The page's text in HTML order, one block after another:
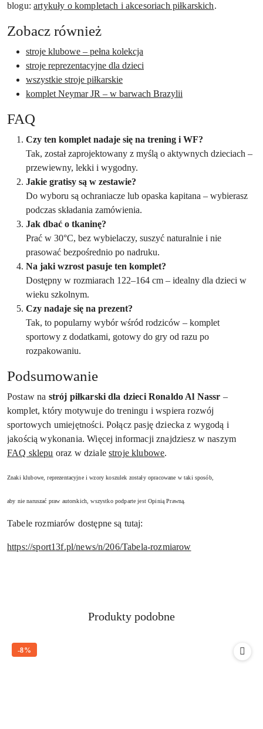
blogu:artykuły o kompletach i akcesoriach piłkarskich.
Zobacz również
stroje klubowe – pełna kolekcja
stroje reprezentacyjne dla dzieci
wszystkie stroje piłkarskie
komplet Neymar JR – w barwach Brazylii
FAQ
Czy ten komplet nadaje się na trening i WF?
Tak, został zaprojektowany z myślą o aktywnych dzieciach –
przewiewny, lekki i wygodny.
Jakie gratisy są w zestawie?
Do wyboru są ochraniacze lub opaska kapitana – wybierasz
podczas składania zamówienia.
Jak dbać o tkaninę?
Prać w 30°C, bez wybielaczy, suszyć naturalnie i nie
prasować bezpośrednio po nadruku.
Na jaki wzrost pasuje ten komplet?
Dostępny w rozmiarach 122–164 cm – idealny dla dzieci w
wieku szkolnym.
Czy nadaje się na prezent?
Tak, to popularny wybór wśród rodziców – komplet
sportowy z dodatkami, gotowy do gry od razu po
rozpakowaniu.
Podsumowanie
Postaw na strój piłkarski dla dzieci Ronaldo Al Nassr –
komplet, który motywuje do treningu i wspiera rozwój
sportowych umiejętności. Połącz pasję dziecka z wygodą i
jakością wykonania. Więcej informacji znajdziesz w naszym
FAQ sklepu oraz w dzialestroje klubowe.
Znaki klubowe, reprezentacyjne i wzory koszulek zostały opracowane w taki sposób,
aby nie naruszać praw autorskich, wszystko podparte jest Opinią Prawną.
Tabele rozmiarów dostępne są tutaj:
https://sport13f.pl/news/n/206/Tabela-rozmiarow
Pomiń karuzelę produktów
Produkty
Produkty podobne
-8%